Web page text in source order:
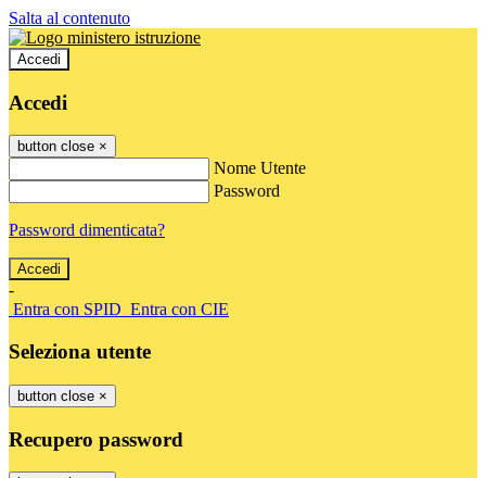
Salta al contenuto
Accedi
Accedi
button close ×
Nome Utente
Password
Password dimenticata?
-
Entra con SPID Entra con CIE
Seleziona utente
button close ×
Recupero password